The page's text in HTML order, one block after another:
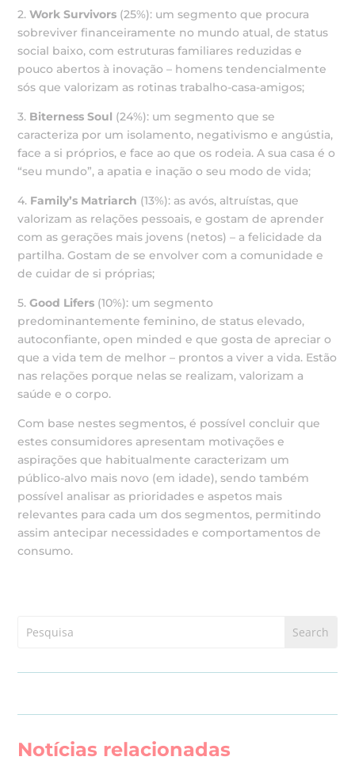
2.Work Survivors (25%): um segmento que procura
sobreviver financeiramente no mundo atual, de status
social baixo, com estruturas familiares reduzidas e
pouco abertos à inovação – homens tendencialmente
sós que valorizam as rotinas trabalho-casa-amigos;
3. Biterness Soul (24%): um segmento que se
caracteriza por um isolamento, negativismo e angústia,
face a si próprios, e face ao que os rodeia. A sua casa é o
“seu mundo”, a apatia e inação o seu modo de vida;
4. Family’s Matriarch (13%): as avós, altruístas, que
valorizam as relações pessoais, e gostam de aprender
com as gerações mais jovens (netos) – a felicidade da
partilha. Gostam de se envolver com a comunidade e
de cuidar de si próprias;
5.Good Lifers (10%): um segmento
predominantemente feminino, de status elevado,
autoconfiante, open minded e que gosta de apreciar o
que a vida tem de melhor – prontos a viver a vida. Estão
nas relações porque nelas se realizam, valorizam a
saúde e o corpo.
Com base nestes segmentos, é possível concluir que
estes consumidores apresentam motivações e
aspirações que habitualmente caracterizam um
público-alvo mais novo (em idade), sendo também
possível analisar as prioridades e aspetos mais
relevantes para cada um dos segmentos, permitindo
assim antecipar necessidades e comportamentos de
consumo.
Notícias relacionadas